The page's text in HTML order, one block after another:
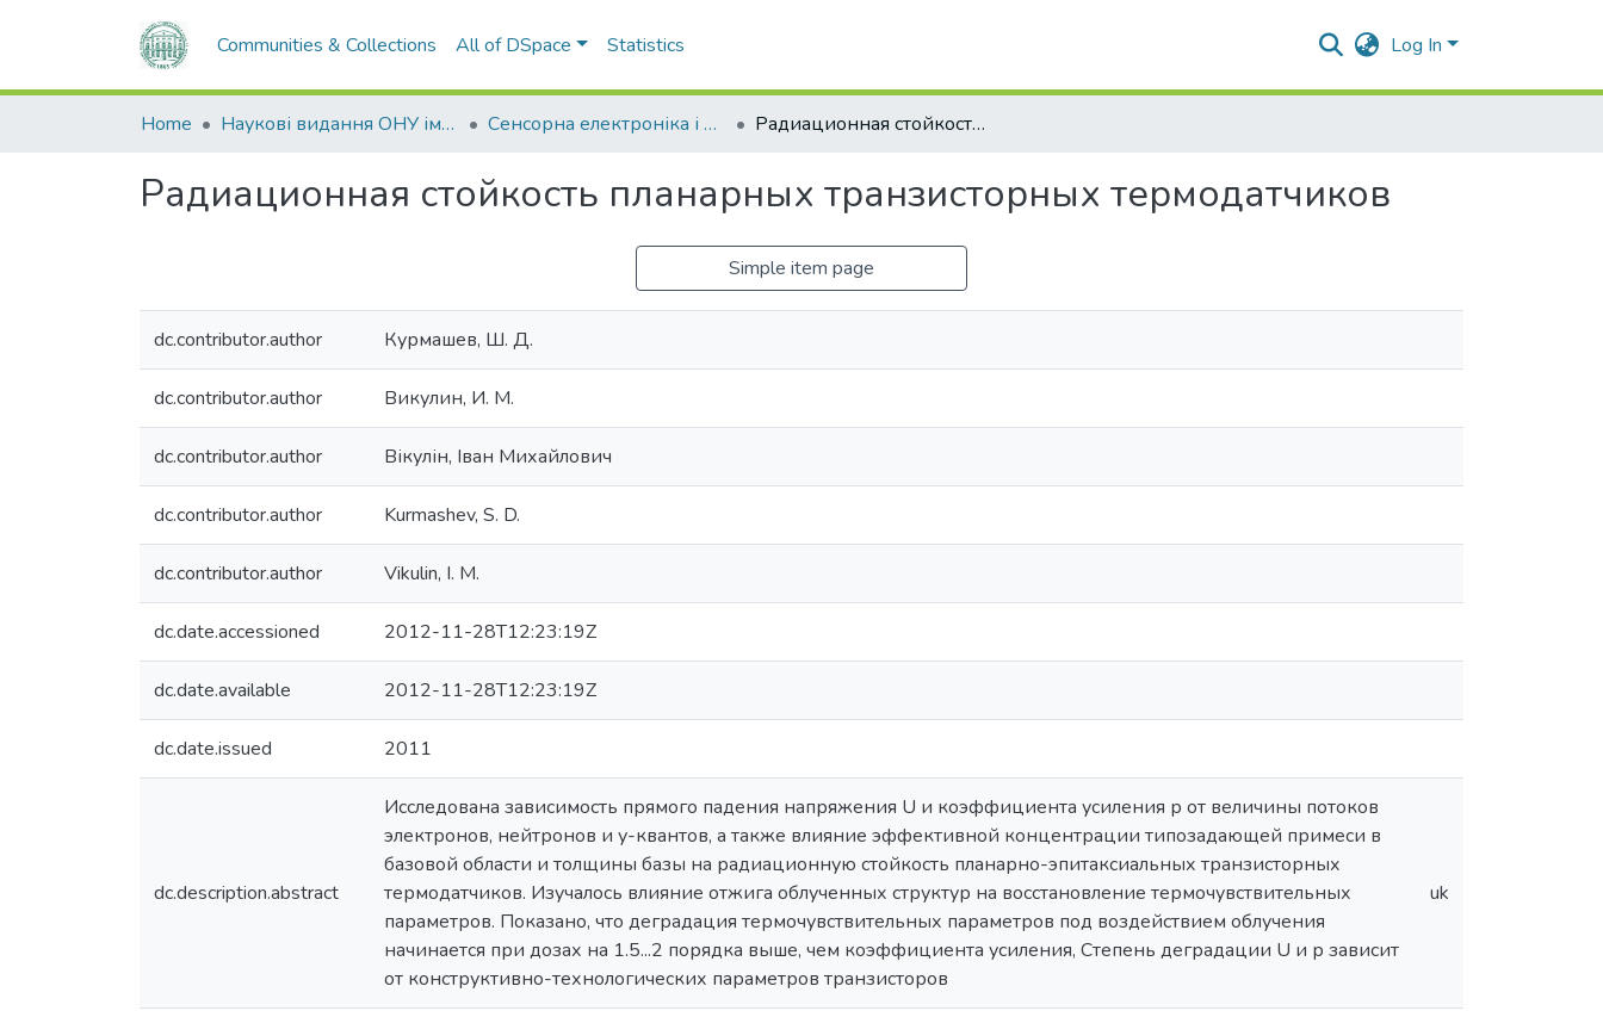
Communities & Collections All of DSpace Statistics Log In
Home Наукові видання ОНУ імені І. І. Мечникова Сенсорна електроніка і мікросистемні технології Радиационная стойкость планарных транзисторных термодатчиков
Радиационная стойкость планарных транзисторных термодатчиков
Simple item page
dc.contributor.author Курмашев, Ш. Д.
dc.contributor.author Викулин, И. М.
dc.contributor.author Вікулін, Іван Михайлович
dc.contributor.author Kurmashev, S. D.
dc.contributor.author Vikulin, I. M.
dc.date.accessioned 2012-11-28T12:23:19Z
dc.date.available 2012-11-28T12:23:19Z
dc.date.issued 2011
dc.description.abstract
Исследована зависимость прямого падения напряжения U и коэффициента усиления р от величины потоков
электронов, нейтронов и у-квантов, а также влияние эффективной концентрации типозадающей примеси в
базовой области и толщины базы на радиационную стойкость планарно-эпитаксиальных транзисторных
термодатчиков. Изучалось влияние отжига облученных структур на восстановление термочувствительных
параметров. Показано, что деградация термочувствительных параметров под воздействием облучения
начинается при дозах на 1.5...2 порядка выше, чем коэффициента усиления, Степень деградации U и р зависит
от конструктивно-технологических параметров транзисторов
uk